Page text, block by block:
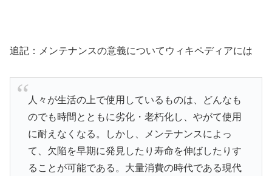
追記：メンテナンスの意義についてウィキペディアには
人々が生活の上で使用しているものは、どんなも
のでも時間とともに劣化・老朽化し、やがて使用
に耐えなくなる。しかし、メンテナンスによっ
て、欠陥を早期に発見したり寿命を伸ばしたりす
ることが可能である。大量消費の時代である現代